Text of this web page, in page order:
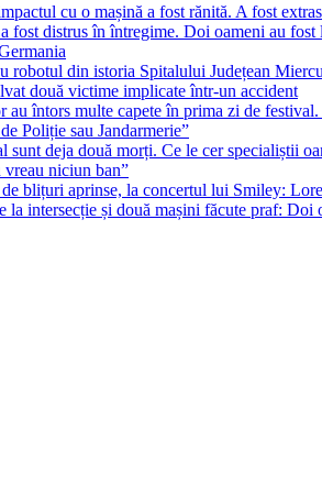
cu o mașină a fost rănită. A fost
distrus în întregime. Doi oameni au fost
din istoria Spitalului Județean
două victime implicate într-un accident
întors multe capete în prima zi de
Poliție sau Jandarmerie”
deja două morți. Ce le cer specialiștii
niciun ban”
blițuri aprinse, la concertul lui Smiley:
intersecție și două mașini făcute praf: Doi